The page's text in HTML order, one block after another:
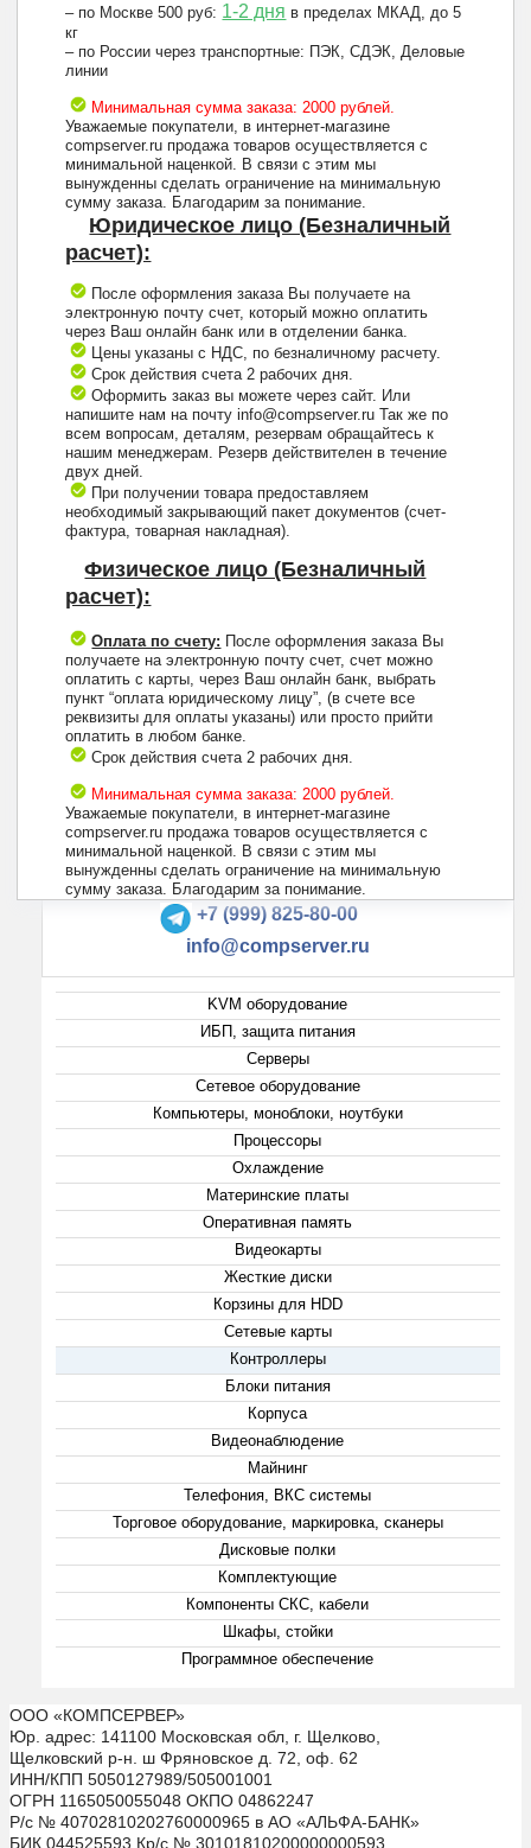
– по Москве 500 руб: 1-2 дня в пределах МКАД, до 5
кг
– по России через транспортные: ПЭК, СДЭК, Деловые
линии
Минимальная сумма заказа: 2000 рублей.
Уважаемые покупатели, в интернет-магазине
compserver.ru продажа товаров осуществляется с
минимальной наценкой. В связи с этим мы
вынужденны сделать ограничение на минимальную
сумму заказа. Благодарим за понимание.
Юридическое лицо (Безналичный
расчет):
После оформления заказа Вы получаете на
электронную почту счет, который можно оплатить
через Ваш онлайн банк или в отделении банка.
Цены указаны с НДС, по безналичному расчету.
Срок действия счета 2 рабочих дня.
Оформить заказ вы можете через сайт. Или
напишите нам на почту info@compserver.ru Так же по
всем вопросам, деталям, резервам обращайтесь к
нашим менеджерам. Резерв действителен в течение
двух дней.
При получении товара предоставляем
необходимый закрывающий пакет документов (счет-
фактура, товарная накладная).
Физическое лицо (Безналичный
расчет):
Оплата по счету: После оформления заказа Вы
получаете на электронную почту счет, счет можно
оплатить с карты, через Ваш онлайн банк, выбрать
пункт “оплата юридическому лицу”, (в счете все
реквизиты для оплаты указаны) или просто прийти
оплатить в любом банке.
Срок действия счета 2 рабочих дня.
Минимальная сумма заказа: 2000 рублей.
Уважаемые покупатели, в интернет-магазине
compserver.ru продажа товаров осуществляется с
минимальной наценкой. В связи с этим мы
вынужденны сделать ограничение на минимальную
сумму заказа. Благодарим за понимание.
+7 (495) 223-13-47
+7 (999) 825-80-00
info@compserver.ru
KVM оборудование
ИБП, защита питания
Серверы
Сетевое оборудование
Компьютеры, моноблоки, ноутбуки
Процессоры
Охлаждение
Материнские платы
Оперативная память
Видеокарты
Жесткие диски
Корзины для HDD
Сетевые карты
Контроллеры
Блоки питания
Корпуса
Видеонаблюдение
Майнинг
Телефония, ВКС системы
Торговое оборудование, маркировка, сканеры
Дисковые полки
Комплектующие
Компоненты СКС, кабели
Шкафы, стойки
Программное обеспечение
ООО «КОМПСЕРВЕР»
Юр. адрес: 141100 Московская обл, г. Щелково,
Щелковский р-н. ш Фряновское д. 72, оф. 62
ИНН/КПП 5050127989/505001001
ОГРН 1165050055048 ОКПО 04862247
Р/с № 40702810202760000965 в АО «АЛЬФА-БАНК»
БИК 044525593 Кр/с № 30101810200000000593